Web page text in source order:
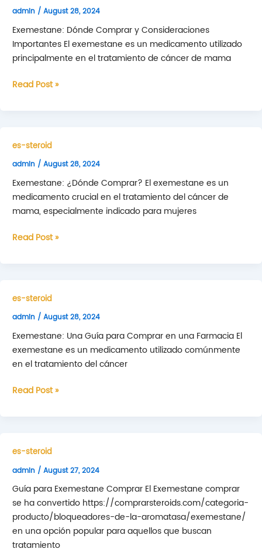
admin / August 28, 2024
Exemestane: Dónde Comprar y Consideraciones
Importantes El exemestane es un medicamento utilizado
principalmente en el tratamiento de cáncer de mama
Exemestane:
Consideraciones
Read Post »
es-steroid
admin / August 28, 2024
Exemestane: ¿Dónde Comprar? El exemestane es un
medicamento crucial en el tratamiento del cáncer de
mama, especialmente indicado para mujeres
Exemestane:
Read Post »
es-steroid
admin / August 28, 2024
Exemestane: Una Guía para Comprar en una Farmacia El
exemestane es un medicamento utilizado comúnmente
en el tratamiento del cáncer
Exemestane:
Comprar
una
Farmacia
Read Post »
es-steroid
admin / August 27, 2024
Guía para Exemestane Comprar El Exemestane comprar
se ha convertido https://comprarsteroids.com/categoria-
producto/bloqueadores-de-la-aromatasa/exemestane/
en una opción popular para aquellos que buscan
tratamiento